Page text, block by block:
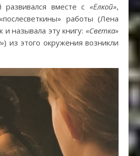
развивался вместе с «Ёлкой»,
работы (Лена
и называла эту книгу: «Светка»
) из этого окружения возникли